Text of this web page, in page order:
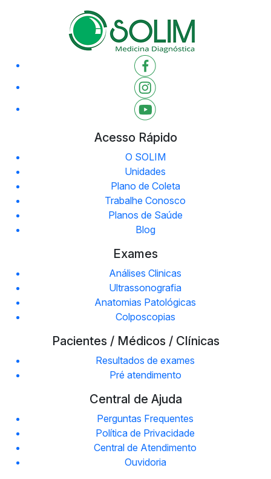
Acesso Rápido
O SOLIM
Unidades
Plano de Coleta
Trabalhe Conosco
Planos de Saúde
Blog
Exames
Análises Clinicas
Ultrassonografia
Anatomias Patológicas
Colposcopias
Pacientes / Médicos / Clínicas
Resultados de exames
Pré atendimento
Central de Ajuda
Perguntas Frequentes
Política de Privacidade
Central de Atendimento
Ouvidoria